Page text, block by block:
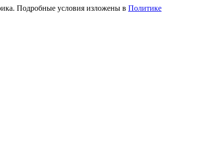
Подробные условия изложены в Политике